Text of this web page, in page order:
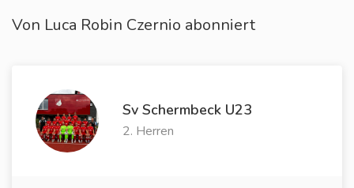
Von Luca Robin Czernio abonniert
Sv Schermbeck U23
2. Herren